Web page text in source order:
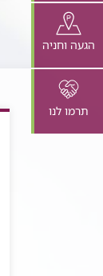
הגעה וחניה
תרמו לנו